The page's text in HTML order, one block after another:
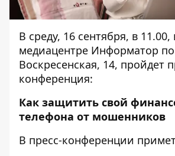
В среду, 16 сентября, в 11.00,
медиацентре Информатор по
Воскресенская, 14, пройдет
конференция:
Как защитить свой
телефона от мошенников
В пресс-конференции